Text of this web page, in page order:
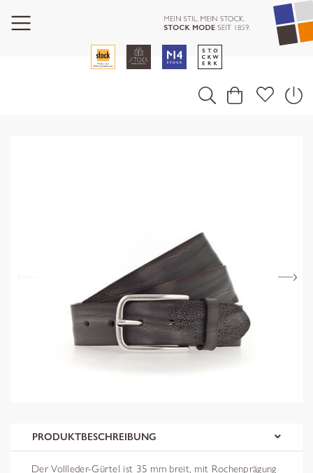
PRODUKTBESCHREIBUNG
Der Vollleder-Gürtel ist 35 mm breit, mit Rochenprägung